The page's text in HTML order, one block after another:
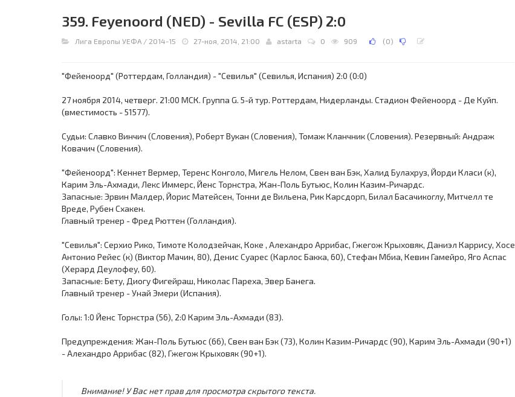
359. Feyenoord (NED) - Sevilla FC (ESP) 2:0
Лига Европы УЕФА / 2014-15 27-ноя, 2014, 21:00 astarta 0 909 (0)
"Фейеноорд" (Роттердам, Голландия) - "Севилья" (Севилья, Испания) 2:0 (0:0)
27 ноября 2014, четверг. 21:00 МСК. Группа G. 5-й тур. Роттердам, Нидерланды. Стадион Фейеноорд - Де Куйп.
(вместимость - 51577).
Судьи: Славко Винчич (Словения), Роберт Вукан (Словения), Томаж Кланчник (Словения). Резервный: Андраж
Ковачич (Словения).
"Фейеноорд": Кеннет Вермер, Теренс Конголо, Мигель Нелом, Свен ван Бэк, Халид Булахруз, Йорди Класи (к),
Карим Эль-Ахмади, Лекс Иммерс, Йенс Торнстра, Жан-Поль Бутьюс, Колин Казим-Ричардс.
Запасные: Эрвин Малдер, Йорис Матейсен, Тонни де Вильена, Рик Карсдорп, Билал Басачикоглу, Митчелл те
Вреде, Рубен Схакен.
Главный тренер - Фред Рюттен (Голландия).
"Севилья": Серхио Рико, Тимоте Колодзейчак, Коке , Алехандро Аррибас, Гжегож Крыховяк, Даниэл Каррису, Хосе
Антонио Рейес (к) (Виктор Мачин, 80), Денис Суарес (Карлос Бакка, 60), Стефан Мбиа, Кевин Гамейро, Яго Аспас
(Херард Деулофеу, 60).
Запасные: Бету, Диогу Фигейраш, Николас Пареха, Эвер Банега.
Главный тренер - Унай Эмери (Испания).
Голы: 1:0 Йенс Торнстра (56), 2:0 Карим Эль-Ахмади (83).
Предупреждения: Жан-Поль Бутьюс (66), Свен ван Бэк (73), Колин Казим-Ричардс (90), Карим Эль-Ахмади (90+1)
- Алехандро Аррибас (82), Гжегож Крыховяк (90+1).
Внимание! У Вас нет прав для просмотра скрытого текста.